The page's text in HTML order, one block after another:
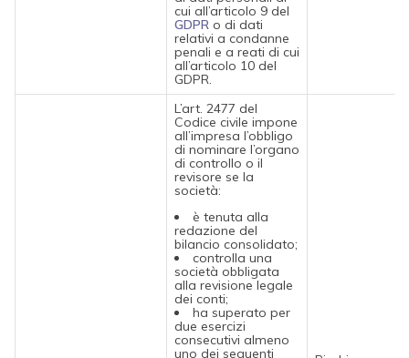
cui all’articolo 9 del
GDPRo di dati
relativi a condanne
penali e a reati di cui
all’articolo 10 del
GDPR.
L’art. 2477 del
Codice civile impone
all’impresa l’obbligo
di nominare l’organo
di controllo o il
revisore se la
società:
è tenuta alla
redazione del
bilancio consolidato;
controlla una
società obbligata
alla revisione legale
dei conti;
ha superato per
due esercizi
consecutivi almeno
uno dei seguenti